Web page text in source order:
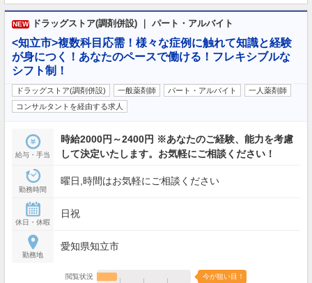
NEW ドラッグストア(調剤併設) ｜ パート・アルバイト
<知立市>複数科目応需！様々な症例に触れて知識と経験
が身につく！あなたのペースで働ける！フレキシブルな
シフト制！
ドラッグストア(調剤併設) 一般薬剤師 パート・アルバイト
一人薬剤師
コンサルタントを経由する求人
給与・手当
時給2000円～2400円 ※あなたのご経験、能力を考慮
して決定いたします。お気軽にご相談ください！
勤務時間
曜日,時間はお気軽にご相談ください
休日・休暇
日祝
勤務地
愛知県知立市
閲覧状況 今が狙い目！